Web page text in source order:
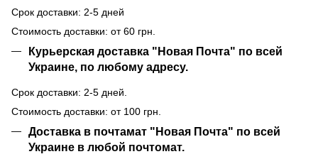
Срок доставки: 2-5 дней
Стоимость доставки: от 60 грн.
Курьерская доставка "Новая Почта" по всей
Украине, по любому адресу.
Срок доставки: 2-5 дней.
Стоимость доставки: от 100 грн.
Доставка в почтамат "Новая Почта" по всей
Украине в любой почтомат.